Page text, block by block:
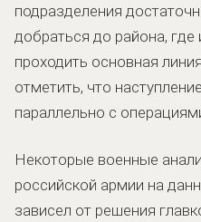
подразделения
добраться до района,
проходить основная
отметить, что
параллельно с
Некоторые военные
российской армии на
зависел от решения